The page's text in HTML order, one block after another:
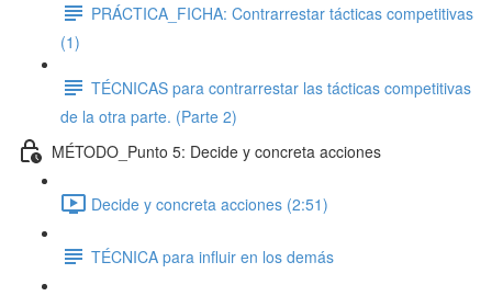
PRÁCTICA_FICHA: Contrarrestar tácticas competitivas
(1)
TÉCNICAS para contrarrestar las tácticas competitivas
de la otra parte. (Parte 2)
MÉTODO_Punto 5: Decide y concreta acciones
Decide y concreta acciones (2:51)
TÉCNICA para influir en los demás